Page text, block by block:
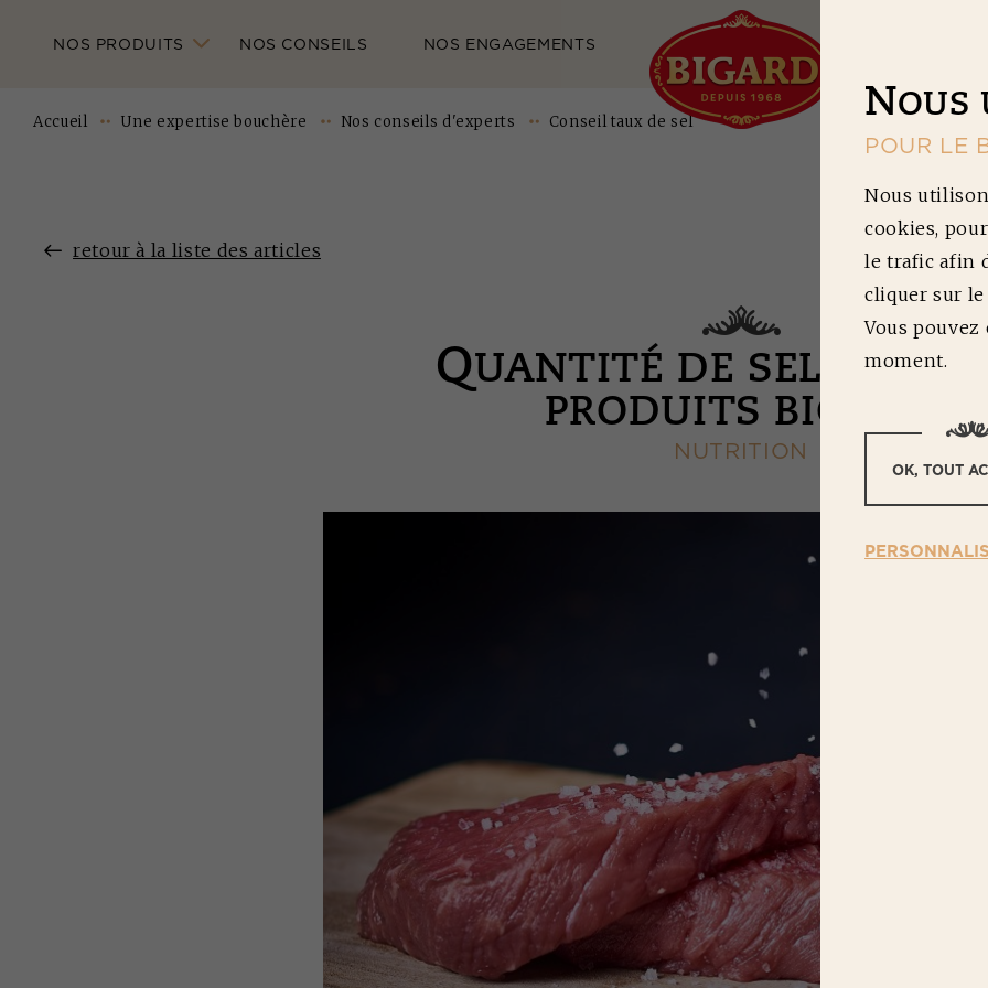
NOS PRODUITS NOS CONSEILS NOS ENGAGEMENTS
Accueil Une expertise bouchère Nos conseils d'experts Conseil taux de sel
retour à la liste des articles
QUANTITÉ DE SEL DANS
PRODUITS BIGARD
NUTRITION
NOUS
POUR LE
Nous
cookies,
le trafic afin
cliquer sur
Vous
moment.
OK, TOUT